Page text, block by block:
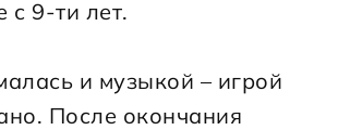
с 9-ти лет.
и музыкой – игрой
После окончания